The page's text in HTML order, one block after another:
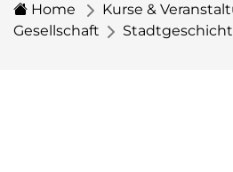
Home Kurse &
Gesellschaft